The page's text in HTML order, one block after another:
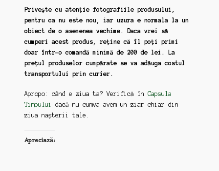
Privește cu atenție fotografiile produsului,
pentru ca nu este nou, iar uzura e normala la un
obiect de o asemenea vechime. Daca vrei să
cumperi acest produs, reține că îl poți primi
doar într-o comandă minimă de 200 de lei. La
prețul produselor cumpărate se va adăuga costul
transportului prin curier.
Apropo: când e ziua ta? Verifică în Capsula
Timpului
dacă nu cumva avem un ziar chiar din
ziua nașterii tale.
Apreciază: